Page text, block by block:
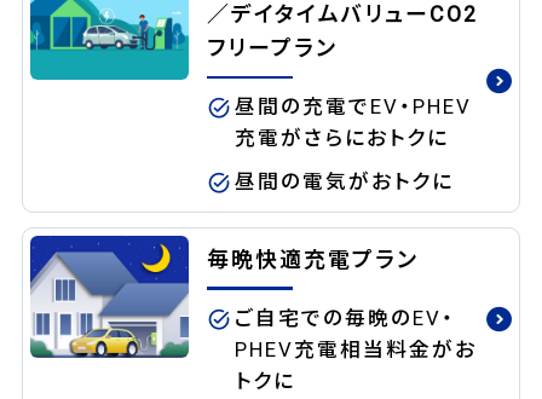
／デイタイムバリューCO2
フリープラン
昼間の充電でEV・PHEV
充電がさらにおトクに
昼間の電気がおトクに
毎晩快適充電プラン
ご自宅での毎晩のEV・
PHEV充電相当料金がお
トクに